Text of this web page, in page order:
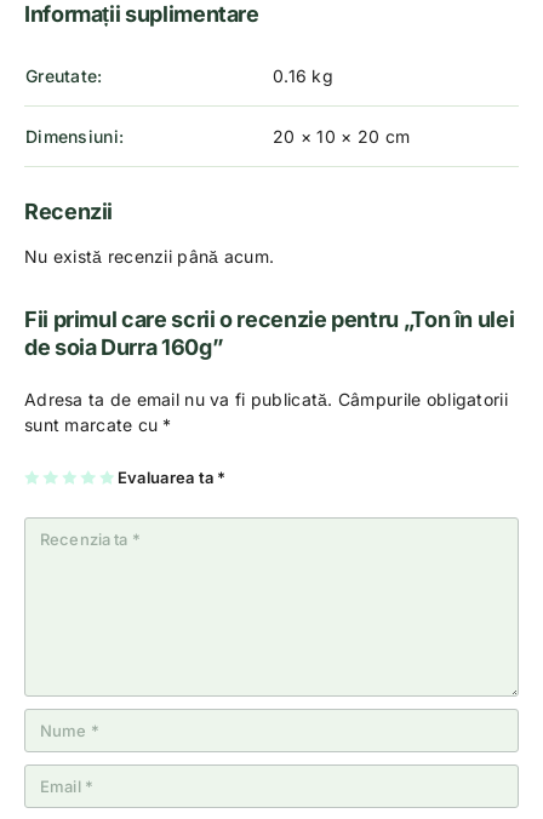
Informații suplimentare
Greutate 0.16 kg
Dimensiuni 20 × 10 × 20 cm
Recenzii
Nu există recenzii până acum.
Fii primul care scrii o recenzie pentru „Ton în ulei
de soia Durra 160g”
Adresa ta de email nu va fi publicată. Câmpurile obligatorii
sunt marcate cu *
Evaluarea ta *
U
n
2
5
st
el
3
5
st
el
4
5
st
el
5
5
st
el